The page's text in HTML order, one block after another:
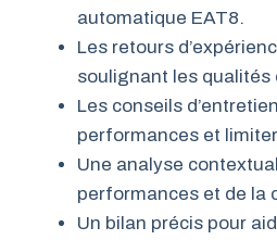
automatique EAT8.
Les retours
soulignant les qualités
Les conseils
performances et
Une analyse
performances et de la
Un bilan précis pour